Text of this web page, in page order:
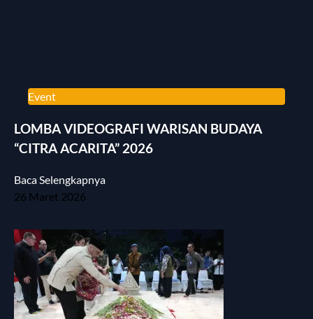
Event
LOMBA VIDEOGRAFI WARISAN BUDAYA
“CITRA ACARITA” 2026
Baca Selengkapnya
26 Maret 2026